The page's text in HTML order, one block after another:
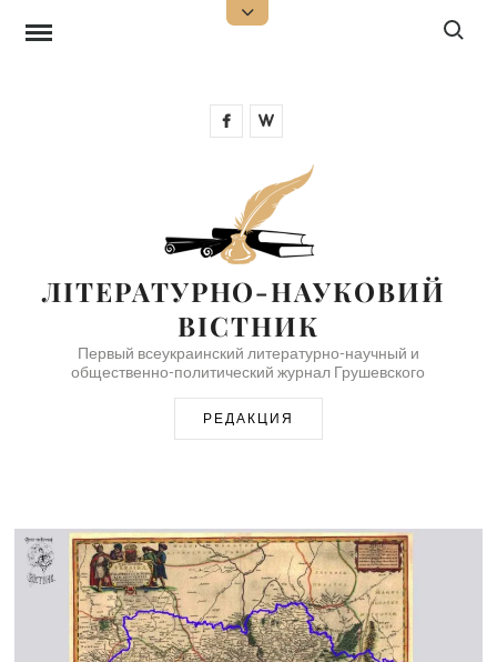
Открыть
Поиск:
FacebookWikipedia
ЛІТЕРАТУРНО-НАУКОВИЙ
ВІСТНИК
Первый всеукраинский литературно-научный и
общественно-политический журнал Грушевского
РЕДАКЦИЯ